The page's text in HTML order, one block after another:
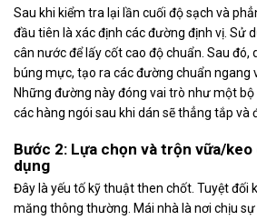
Sau khi kiểm tra lại lần cuối độ sạch và
đầu tiên là xác định các đường định vị. Sử
cân nước để lấy cốt cao độ chuẩn. Sau đó,
búng mực, tạo ra các đường chuẩn ngang
Những đường này đóng vai trò như một
các hàng ngói sau khi dán sẽ thẳng tắp và
Bước 2: Lựa chọn và trộn vữa/
dụng
Đây là yếu tố kỹ thuật then chốt. Tuyệt đối
măng thông thường. Mái nhà là nơi chịu